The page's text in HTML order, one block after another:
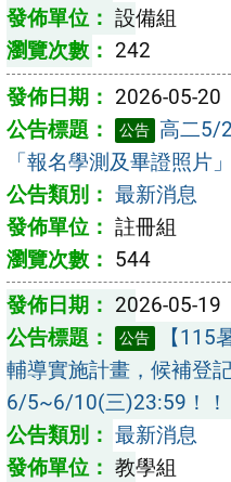
設備組
242
2026-05-20
公告 高二5/
「報名學測及畢證照片
最新消息
註冊組
544
2026-05-19
公告
【115
輔導實施計畫，候補登
6/5~6/10(三)23:59！！
最新消息
教學組